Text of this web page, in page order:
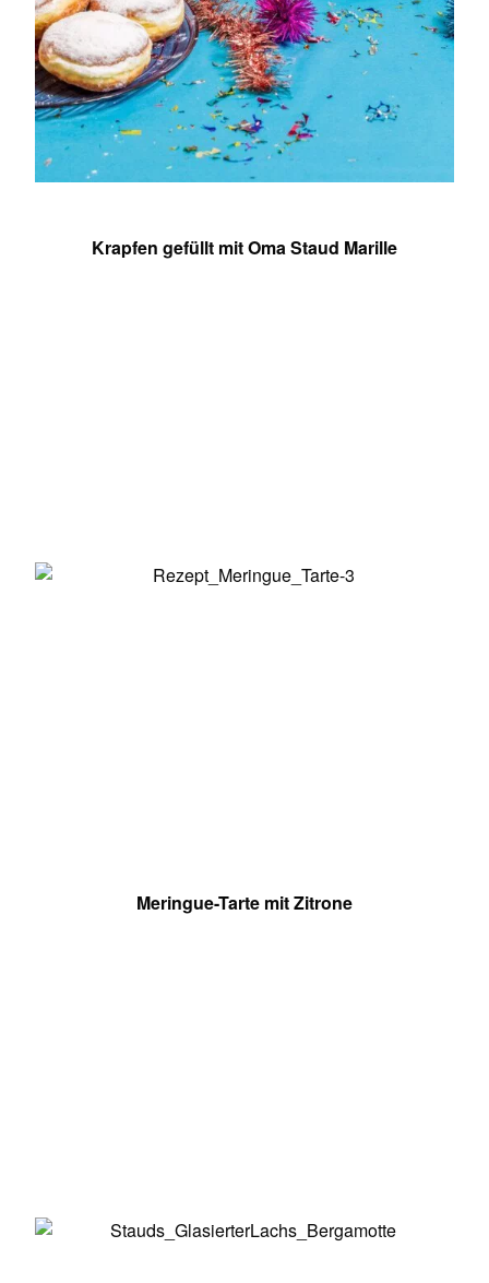
Krapfen gefüllt mit Oma Staud Marille
Meringue-Tarte mit Zitrone